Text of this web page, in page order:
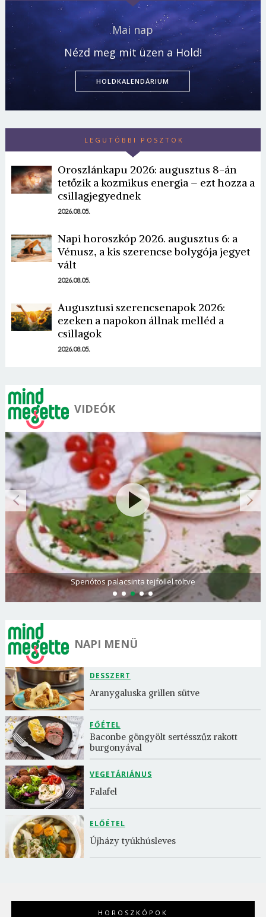
Mai nap
Nézd meg mit üzen a Hold!
HOLDKALENDÁRIUM
LEGUTÓBBI POSZTOK
Oroszlánkapu 2026: augusztus 8-án
tetőzik a kozmikus energia – ezt hozza a
csillagjegyednek
2026.08.05.
Napi horoszkóp 2026. augusztus 6: a
Vénusz, a kis szerencse bolygója jegyet
vált
2026.08.05.
Augusztusi szerencsenapok 2026:
ezeken a napokon állnak melléd a
csillagok
2026.08.05.
VIDEÓK
Spenótos palacsinta tejföllel töltve
NAPI MENÜ
DESSZERT
Aranygaluska grillen sütve
FŐÉTEL
Baconbe göngyölt sertésszűz rakott
burgonyával
VEGETÁRIÁNUS
Falafel
ELŐÉTEL
Újházy tyúkhúsleves
HOROSZKÓPOK
Borsonline bejelentkezés
E-mail cím vagy felhasználónév
Jelszó